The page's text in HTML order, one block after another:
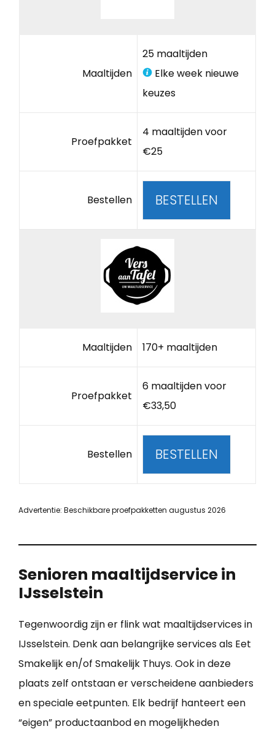
Maaltijden
25 maaltijden
Elke week nieuwe
keuzes
Proefpakket
4 maaltijden voor
€25
Bestellen BESTELLEN
Maaltijden 170+ maaltijden
Proefpakket
6 maaltijden voor
€33,50
Bestellen BESTELLEN
Advertentie: Beschikbare proefpakketten augustus 2026
Senioren maaltijdservice in
IJsselstein
Tegenwoordig zijn er flink wat maaltijdservices in
IJsselstein. Denk aan belangrijke services als Eet
Smakelijk en/of Smakelijk Thuys. Ook in deze
plaats zelf ontstaan er verscheidene aanbieders
en speciale eetpunten. Elk bedrijf hanteert een
“eigen” productaanbod en mogelijkheden